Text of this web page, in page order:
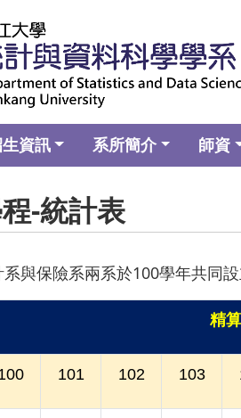
資訊 系所簡介 師資
-統計表
與保險系兩系於100學年共同
精
101 102 103